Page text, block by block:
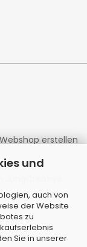
und
auch von
der Website
zu
Sie in unserer
Webshop erstellen